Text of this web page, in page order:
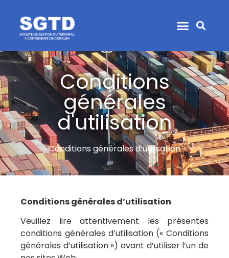
Conditions
générales
d'utilisation
Conditions générales d’utilisation
Conditions générales d’utilisation
Veuillez lire attentivement les présentes
conditions générales d’utilisation (« Conditions
générales d’utilisation ») avant d’utiliser l’un de